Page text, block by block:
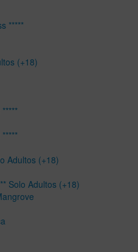
*****
(+18)
Adultos (+18)
Solo Adultos (+18)